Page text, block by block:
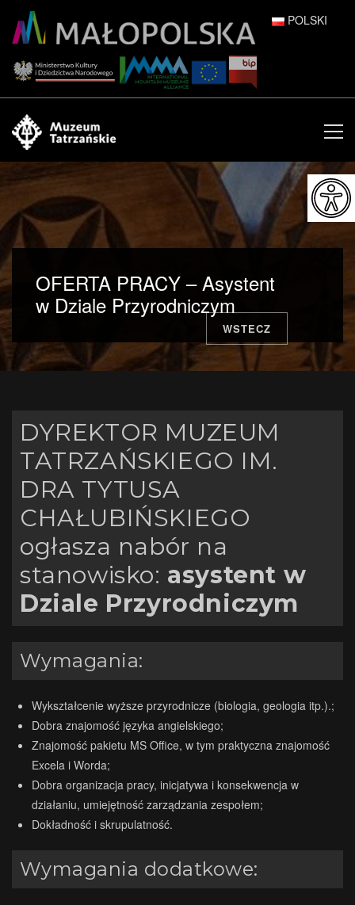
POLSKI
ENGLISH
ESPAÑOL
FRANÇAIS
ITALIANO
OFERTA PRACY – Asystent
w Dziale Przyrodniczym
WSTECZ
DYREKTOR MUZEUM
TATRZAŃSKIEGO IM.
DRA TYTUSA
CHAŁUBIŃSKIEGO
ogłasza nabór na
stanowisko: asystent w
Dziale Przyrodniczym
Wymagania:
Wykształcenie wyższe przyrodnicze (biologia, geologia itp.).;
Dobra znajomość języka angielskiego;
Znajomość pakietu MS Office, w tym praktyczna znajomość
Excela i Worda;
Dobra organizacja pracy, inicjatywa i konsekwencja w
działaniu, umiejętność zarządzania zespołem;
Dokładność i skrupulatność.
Wymagania dodatkowe: